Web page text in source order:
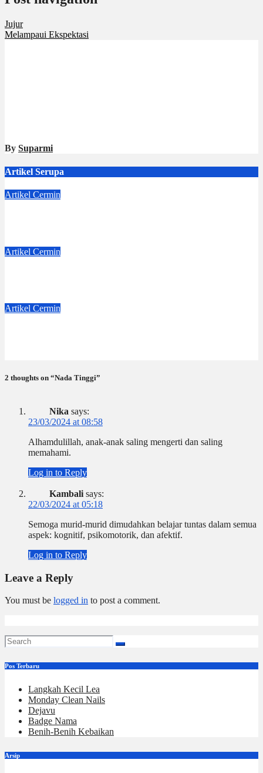
Jujur
Melampaui Ekspektasi
By Suparmi
Artikel Serupa
Artikel Cermin
Artikel Cermin
Artikel Cermin
2 thoughts on “Nada Tinggi”
Nika says:
23/03/2024 at 08:58
Alhamdulillah, anak-anak saling mengerti dan saling
memahami.
Log in to Reply
Kambali says:
22/03/2024 at 05:18
Semoga murid-murid dimudahkan belajar tuntas dalam semua
aspek: kognitif, psikomotorik, dan afektif.
Log in to Reply
Leave a Reply
You must be logged in to post a comment.
Pos Terbaru
Langkah Kecil Lea
Monday Clean Nails
Dejavu
Badge Nama
Benih-Benih Kebaikan
Arsip